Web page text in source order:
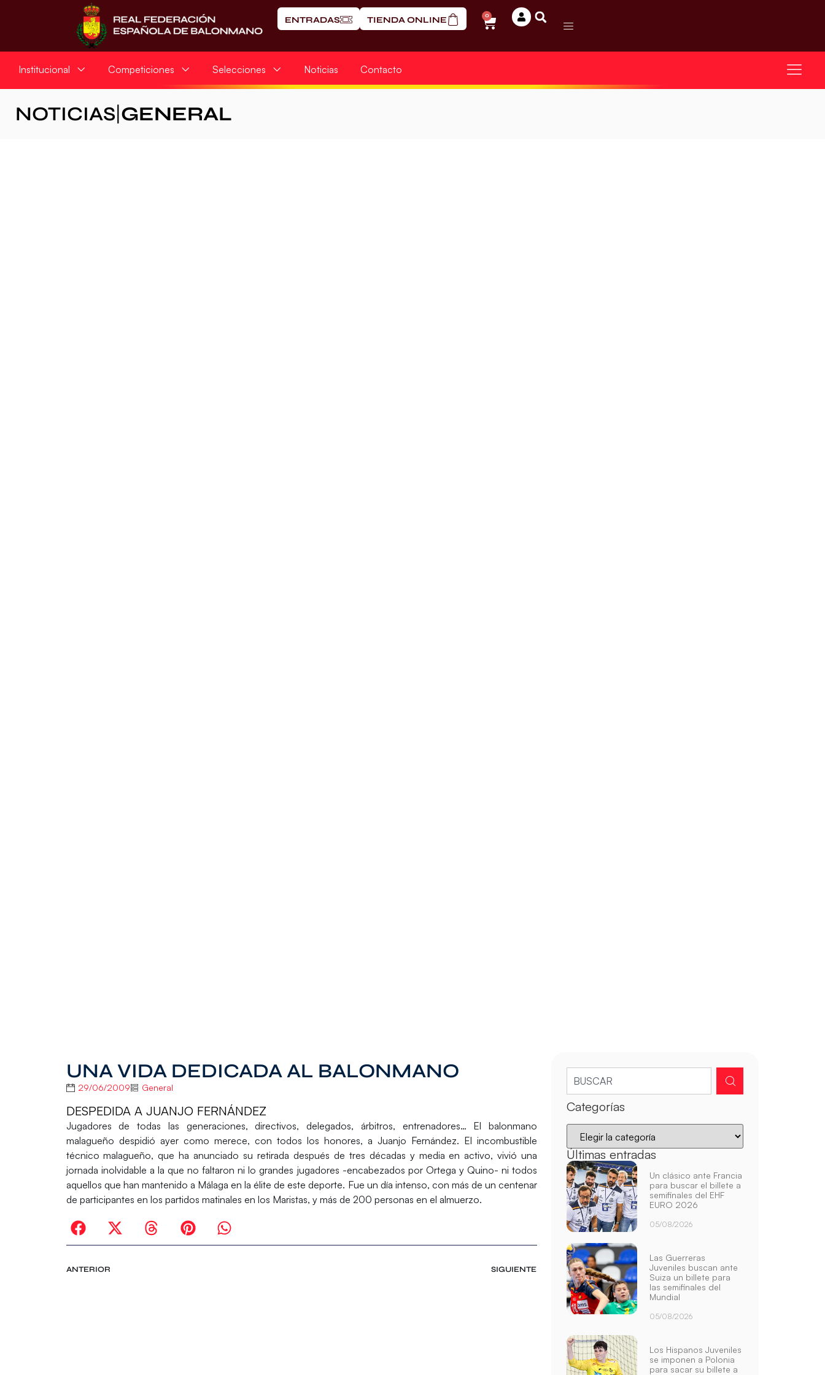
ENTRADAS TIENDA ONLINE 0
Institucional Competiciones Selecciones Noticias Contacto
NOTICIAS GENERAL
UNA VIDA DEDICADA AL BALONMANO
29/06/2009 General
DESPEDIDA A JUANJO FERNÁNDEZ
Jugadores de todas las generaciones, directivos, delegados, árbitros, entrenadores… El balonmano
malagueño despidió ayer como merece, con todos los honores, a Juanjo Fernández. El incombustible
técnico malagueño, que ha anunciado su retirada después de tres décadas y media en activo, vivió una
jornada inolvidable a la que no faltaron ni lo grandes jugadores -encabezados por Ortega y Quino- ni todos
aquellos que han mantenido a Málaga en la élite de este deporte. Fue un día intenso, con más de un centenar
de participantes en los partidos matinales en los Maristas, y más de 200 personas en el almuerzo.
ANTERIOR SIGUIENTE
Categorías
Últimas entradas
Un clásico ante Francia
para buscar el billete a
semifinales del EHF
EURO 2026
05/08/2026
Las Guerreras
Juveniles buscan ante
Suiza un billete para
las semifinales del
Mundial
05/08/2026
Los Hispanos Juveniles
se imponen a Polonia
para sacar su billete a